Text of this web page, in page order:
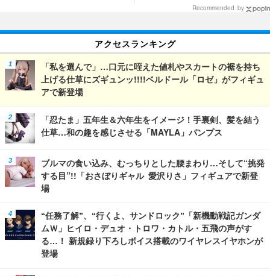
Recommended by
アクセスランキング
「私を選んで」…口元に咥えた値札やスカートの裾を持ち
上げる仕草にズギュンッ!!!!ベルドール「ロゼ」がフィギュ
アで新登場
「忍たま」五年生＆六年生をイメージ！手裏剣、髪を結う
仕草…和の趣を感じさせる「MAYLA」パンプス
ブルマの食い込み、むっちりとした腰まわり…そして“挑発
する目”!!「おさぼりギャル 愛沢りさ」フィギュアで新登
場
“任務了解”、“行くよ、サンドロック”「新機動戦記ガンダ
ムＷ」ヒイロ・デュオ・トロワ・カトル・五飛の声がす
る…！ 新規録り下ろしボイス搭載のワイヤレスイヤホンが
登場